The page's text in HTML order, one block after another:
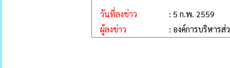
วันที่ลงข่าว
: 5 ก.พ. 2559
ผู้ลงข่าว
: องค์การบริหาร